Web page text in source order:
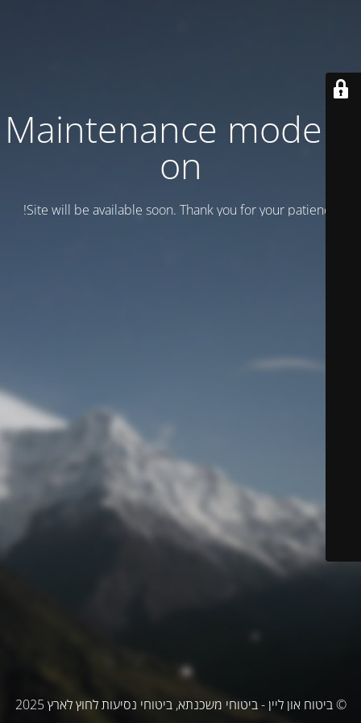
Maintenance mode is
on
Site will be available soon. Thank you for your patience!
© ביטוח און ליין - ביטוחי משכנתא, ביטוחי נסיעות לחוץ לארץ 2025